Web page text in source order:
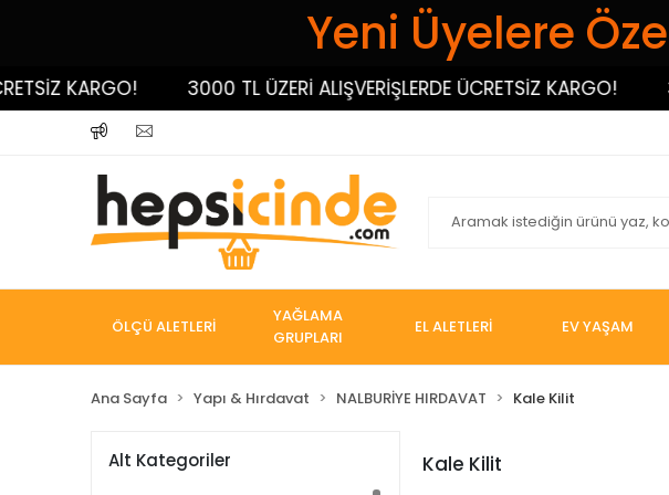
Yeni Üyelere
KARGO! 3000 TL ÜZERİ ALIŞVERİŞLERDE ÜCRETSİZ KARGO!
ÖLÇÜ ALETLERİ
YAĞLAMA
GRUPLARI
EL ALETLERİ EV YAŞAM
Ana Sayfa Yapı & Hırdavat NALBURİYE HIRDAVAT Kale Kilit
Alt Kategoriler Kale Kilit